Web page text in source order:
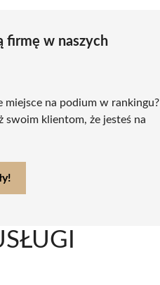
firmę w naszych
miejsce na podium w rankingu?
swoim klientom, że jesteś na